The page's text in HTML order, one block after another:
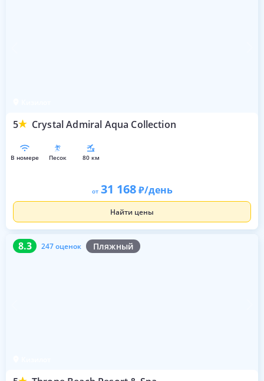
5 Crystal Admiral Aqua Collection
в номере песок 80 км
от 31 168 /день
Найти цены
8.3 247 оценок Пляжный
8.3 247 оценок